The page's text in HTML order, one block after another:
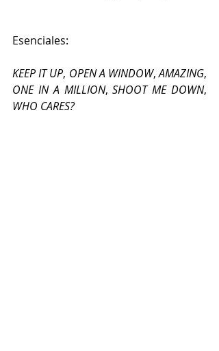
Esenciales:
KEEP IT UP, OPEN A WINDOW, AMAZING
ONE IN A MILLION, SHOOT ME DOWN
WHO CARES?